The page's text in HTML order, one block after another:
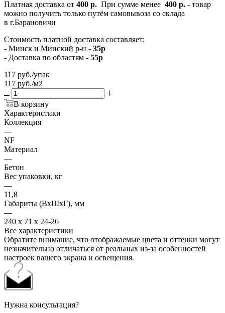
Платная доставка от 400 р. При сумме менее 400 р. - товар
можно получить только путём самовывоза со склада
в г.Барановичи
Стоимость платной доставка составляет:
- Минск и Минский р-н - 35р
- Доставка по областям - 55р
117 руб./упак
117 руб./м2
В корзину
Характеристики
Коллекция
—
NF
Материал
—
Бетон
Вес упаковки, кг
—
11,8
Габариты (ВхШхГ), мм
—
240 х 71 х 24-26
Все характеристики
Обратите внимание, что отображаемые цвета и оттенки могут
незначительно отличаться от реальных из-за особенностей
настроек вашего экрана и освещения.
Нужна консультация?